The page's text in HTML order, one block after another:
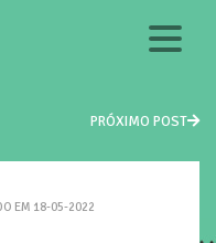
PRÓXIMO POST
EM 18-05-2022